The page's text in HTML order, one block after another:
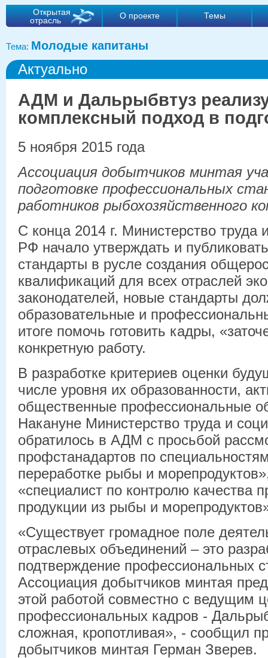
Открытая
отрасль
О проекте Темы
Тема: Молодые капитаны
Актуально
АДМ и Дальрыбвтуз
комплексный подход в
5 ноября 2015 года
Ассоциация добытчиков минтая
подготовке профессиональных
работников рыбохозяйственного
С конца 2014 г. Министерство труда
РФ начало утверждать и
стандарты в русле создания
квалификаций для всех отраслей
законодателей, новые стандарты
образовательные и
итоге помочь готовить кадры,
конкретную работу.
В разработке критериев оценки
числе уровня их образованности,
общественные профессиональные
Накануне Министерство труда и
обратилось в АДМ с просьбой
профстанадартов по
переработке рыбы и
«специалист по контролю качества
продукции из рыбы и
«Существует громадное поле
отраслевых объединений – это
подтверждение профессиональных
Ассоциация добытчиков минтая
этой работой совместно с ведущим
профессиональных кадров -
сложная, кропотливая», - сообщил
добытчиков минтая Герман Зверев.